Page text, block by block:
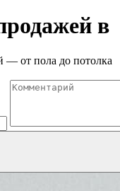
в
— от пола до потолка